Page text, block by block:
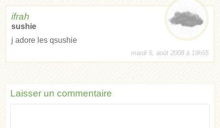
ifrah
sushie
j adore les qsushie
mardi 5, août 2008 à 19h55
Laisser un commentaire